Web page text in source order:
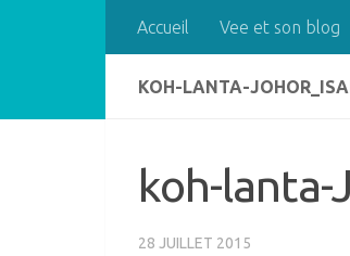
Skip to contentAccueil Vee et son blog
KOH-LANTA-
koh-lanta-
28 JUILLET 2015